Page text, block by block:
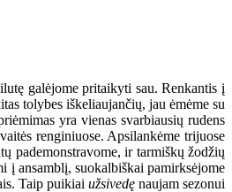
galėjome pritaikyti sau. Renkantis į
tolybes iškeliaujančių, jau ėmėme su
yra vienas svarbiausių rudens
renginiuose. Apsilankėme trijuose
pademonstravome, ir tarmiškų žodžių
į ansamblį, suokalbiškai pamirksėjome
Taip puikiai užsivedę naujam sezonui